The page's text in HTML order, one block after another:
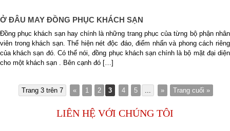
Ở ĐÂU MAY ĐỒNG PHỤC KHÁCH SẠN
Đồng phục khách sạn hay chính là những trang phục của từng bộ phận nhân
viên trong khách sạn. Thể hiện nét độc đáo, điểm nhấn và phong cách riêng
của khách sạn đó. Có thể nói, đồng phục khách sạn chính là bộ mặt đại diện
cho một khách sạn . Bên cạnh đó […]
Trang 3 trên 7 « 1 2 3 4 5 ... » Trang cuối »
LIÊN HỆ VỚI CHÚNG TÔI